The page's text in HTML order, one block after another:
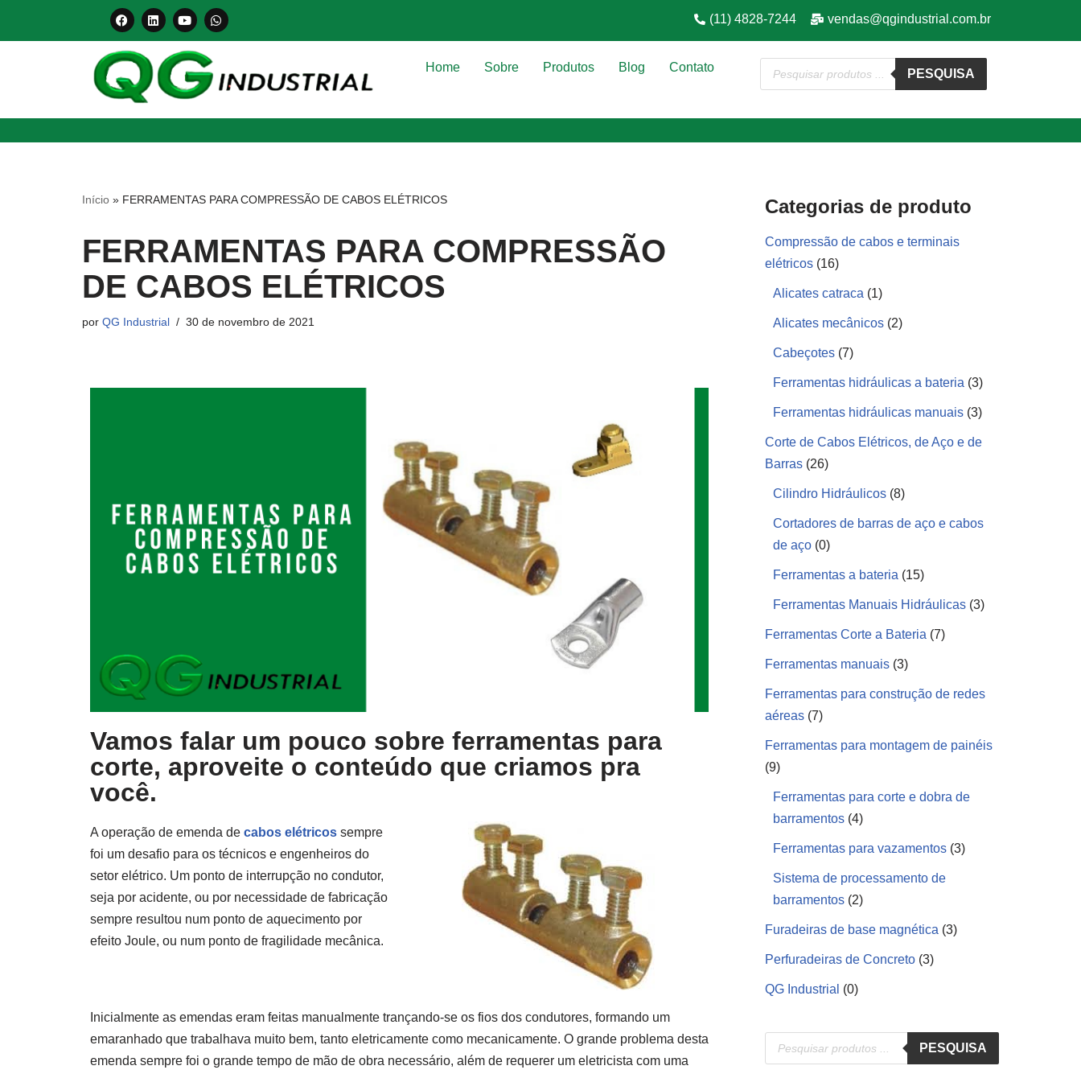
Pular
(11) 4828-7244 vendas@qgindustrial.com.br
Home Sobre Produtos Blog Contato PESQUISA
Início » FERRAMENTAS PARA COMPRESSÃO DE CABOS ELÉTRICOS
FERRAMENTAS PARA COMPRESSÃO
DE CABOS ELÉTRICOS
por QG Industrial 30 de novembro de 2021
Vamos falar um pouco sobre ferramentas para
corte, aproveite o conteúdo que criamos pra
você.
A operação de emenda de cabos elétricos sempre
foi um desafio para os técnicos e engenheiros do
setor elétrico. Um ponto de interrupção no condutor,
seja por acidente, ou por necessidade de fabricação
sempre resultou num ponto de aquecimento por
efeito Joule, ou num ponto de fragilidade mecânica.
Inicialmente as emendas eram feitas manualmente trançando-se os fios dos condutores, formando um
emaranhado que trabalhava muito bem, tanto eletricamente como mecanicamente. O grande problema desta
emenda sempre foi o grande tempo de mão de obra necessário, além de requerer um eletricista com uma
Categorias de produto
Compressão de cabos e terminais
elétricos (16)
Alicates catraca (1)
Alicates mecânicos (2)
Cabeçotes (7)
Ferramentas hidráulicas a bateria (3)
Ferramentas hidráulicas manuais (3)
Corte de Cabos Elétricos, de Aço e de
Barras (26)
Cilindro Hidráulicos (8)
Cortadores de barras de aço e cabos
de aço (0)
Ferramentas a bateria (15)
Ferramentas Manuais Hidráulicas (3)
Ferramentas Corte a Bateria (7)
Ferramentas manuais (3)
Ferramentas para construção de redes
aéreas (7)
Ferramentas para montagem de painéis
(9)
Ferramentas para corte e dobra de
barramentos (4)
Ferramentas para vazamentos (3)
Sistema de processamento de
barramentos (2)
Furadeiras de base magnética (3)
Perfuradeiras de Concreto (3)
QG Industrial (0)
PESQUISA